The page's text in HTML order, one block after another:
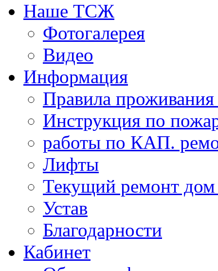
Наше ТСЖ
Фотогалерея
Видео
Информация
Правила
Инструкция по
работы по КАП.
Лифты
Текущий ремонт
Устав
Благодарности
Кабинет